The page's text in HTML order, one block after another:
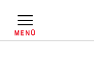
Inhalt
MENÜ